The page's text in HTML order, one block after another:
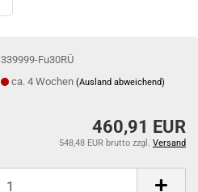
339999-Fu30RÜ
ca. 4 Wochen(Ausland abweichend)
460,91 EUR
548,48 EUR brutto zzgl. Versand